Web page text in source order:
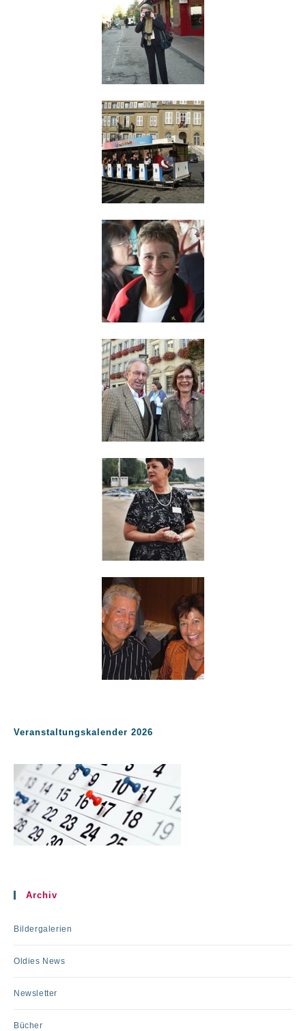
Veranstaltungskalender 2026
Archiv
Bildergalerien
Oldies News
Newsletter
Bücher